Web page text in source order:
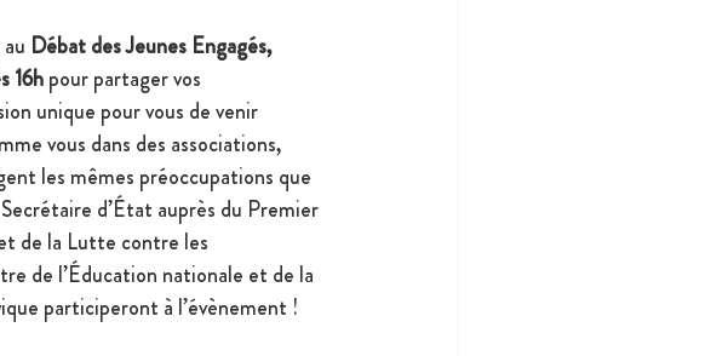
Débat des Jeunes Engagés,
16h pour partager vos
unique pour vous de venir
vous dans des associations,
les mêmes préoccupations que
d’État auprès du Premier
de la Lutte contre les
de l’Éducation nationale et de la
participeront à l’évènement !